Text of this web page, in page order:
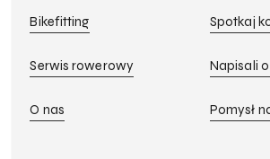
Bikefitting
Serwis rowerowy
O nas
Spotkaj
Napisali
Pomysł